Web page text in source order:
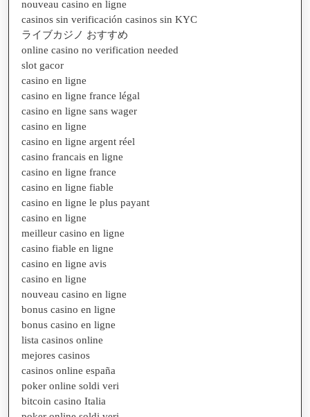
nouveau casino en ligne
casinos sin verificación casinos sin KYC
ライブカジノ おすすめ
online casino no verification needed
slot gacor
casino en ligne
casino en ligne france légal
casino en ligne sans wager
casino en ligne
casino en ligne argent réel
casino francais en ligne
casino en ligne france
casino en ligne fiable
casino en ligne le plus payant
casino en ligne
meilleur casino en ligne
casino fiable en ligne
casino en ligne avis
casino en ligne
nouveau casino en ligne
bonus casino en ligne
bonus casino en ligne
lista casinos online
mejores casinos
casinos online españa
poker online soldi veri
bitcoin casino Italia